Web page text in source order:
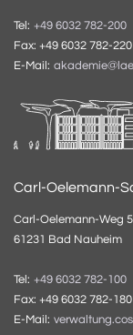
Tel: +49 6032 782-200
Fax: +49 6032 782-220
E-Mail:
Carl-Oelemann-
Carl-Oelemann-Weg 5
61231 Bad Nauheim
Tel: +49 6032 782-100
Fax: +49 6032 782-180
E-Mail: